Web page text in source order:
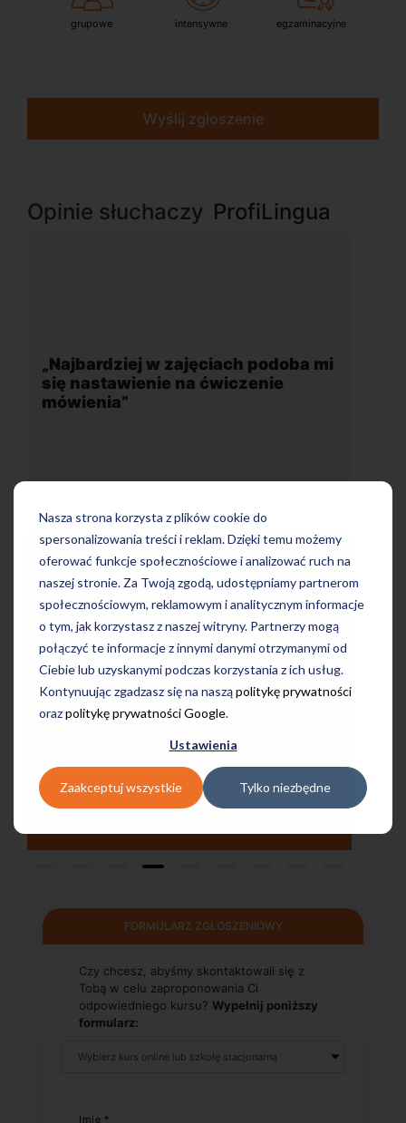
Nasza strona korzysta z plików cookie do
spersonalizowania treści i reklam. Dzięki temu możemy
oferować funkcje społecznościowe i analizować ruch na
naszej stronie. Za Twoją zgodą, udostępniamy partnerom
społecznościowym, reklamowym i analitycznym informacje
o tym, jak korzystasz z naszej witryny. Partnerzy mogą
połączyć te informacje z innymi danymi otrzymanymi od
Ciebie lub uzyskanymi podczas korzystania z ich usług.
Kontynuując zgadzasz się na nasząpolitykę prywatności
orazpolitykę prywatności Google.
Ustawienia
Zaakceptuj wszystkie Tylko niezbędne
grupowe intensywne egzaminacyjne
Wyślij zgłoszenie
Opinie słuchaczy ProfiLingua
mi
mi się
„Wygodna, nowoczesna szkoła
położona w dogodnej lokalizacji”
Uczę się w tej szkole od 4 lat i jestem
bardzo zadowolona. Zajęcia z nativami,
wygodna, nowoczesna szkoła położona
w dogodnej lokalizacji, bo tuż przy
wyjściu z metra, mili pracownicy,
bardzo konkurencyjna cena kursu i
najlepsza Pani manager, która służy
Pani Małgrzata, Warszawa Metro Świętokrzyska
FORMULARZ ZGŁOSZENIOWY
Czy chcesz, abyśmy skontaktowali się z
Tobą w celu zaproponowania Ci
odpowiedniego kursu? Wypełnij poniższy
formularz:
Imię *